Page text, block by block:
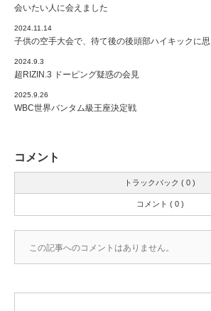
会いたい人に会えました
2024.11.14
子供の空手大会で、待て後の後頭部ハイキックに思
2024.9.3
超RIZIN.3 ドーピング疑惑の会見
2025.9.26
WBC世界バンタム級王座決定戦
コメント
トラックバック ( 0 )
コメント ( 0 )
この記事へのコメントはありません。